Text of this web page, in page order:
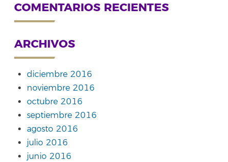
COMENTARIOS RECIENTES
ARCHIVOS
diciembre 2016
noviembre 2016
octubre 2016
septiembre 2016
agosto 2016
julio 2016
junio 2016